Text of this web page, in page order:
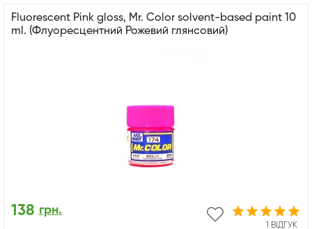
Fluorescent Pink gloss, Mr. Color solvent-based paint 10
ml. (Флуоресцентний Рожевий глянсовий)
1 ВІДГУК
138 грн.